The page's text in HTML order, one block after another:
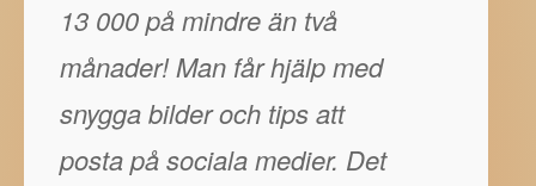
13 000 på mindre än två
månader! Man får hjälp med
snygga bilder och tips att
posta på sociala medier. Det